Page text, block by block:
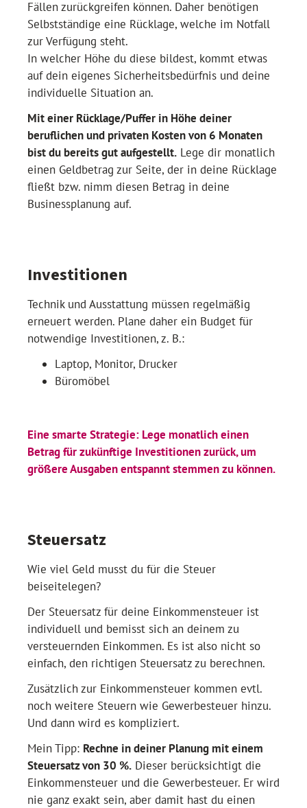
Fällen zurückgreifen können. Daher benötigen
Selbstständige eine Rücklage, welche im Notfall
zur Verfügung steht.
In welcher Höhe du diese bildest, kommt etwas
auf dein eigenes Sicherheitsbedürfnis und deine
individuelle Situation an.
Mit einer Rücklage/Puffer in Höhe deiner
beruflichen und privaten Kosten von 6 Monaten
bist du bereits gut aufgestellt. Lege dir monatlich
einen Geldbetrag zur Seite, der in deine Rücklage
fließt bzw. nimm diesen Betrag in deine
Businessplanung auf.
Investitionen
Technik und Ausstattung müssen regelmäßig
erneuert werden. Plane daher ein Budget für
notwendige Investitionen, z. B.:
Laptop, Monitor, Drucker
Büromöbel
Eine smarte Strategie: Lege monatlich einen
Betrag für zukünftige Investitionen zurück, um
größere Ausgaben entspannt stemmen zu können.
Steuersatz
Wie viel Geld musst du für die Steuer
beiseitelegen?
Der Steuersatz für deine Einkommensteuer ist
individuell und bemisst sich an deinem zu
versteuernden Einkommen. Es ist also nicht so
einfach, den richtigen Steuersatz zu berechnen.
Zusätzlich zur Einkommensteuer kommen evtl.
noch weitere Steuern wie Gewerbesteuer hinzu.
Und dann wird es kompliziert.
Mein Tipp: Rechne in deiner Planung mit einem
Steuersatz von 30 %. Dieser berücksichtigt die
Einkommensteuer und die Gewerbesteuer. Er wird
nie ganz exakt sein, aber damit hast du einen